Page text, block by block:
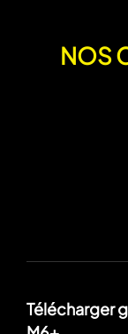
NOS
Télécharger